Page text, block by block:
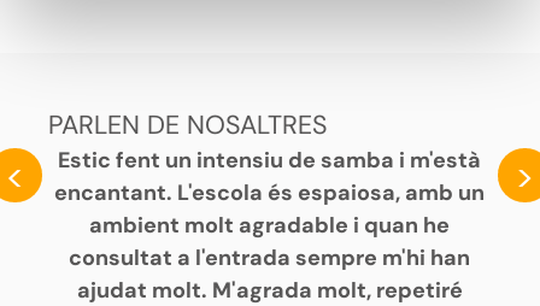
PARLEN DE NOSALTRES
<
Estic fent un intensiu de samba i m'està
encantant. L'escola és espaiosa, amb un
ambient molt agradable i quan he
consultat a l'entrada sempre m'hi han
ajudat molt. M'agrada molt, repetiré
>